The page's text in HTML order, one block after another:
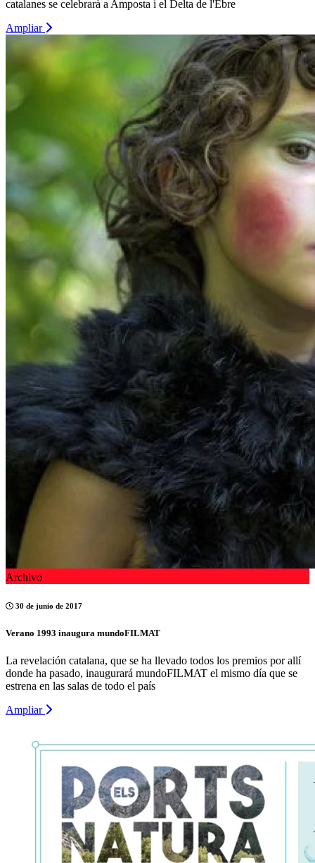
catalanes se celebrarà a Amposta i el Delta de l'Ebre
Ampliar
Archivo
30 de junio de 2017
Verano 1993 inaugura mundoFILMAT
La revelación catalana, que se ha llevado todos los premios por allí
donde ha pasado, inaugurará mundoFILMAT el mismo día que se
estrena en las salas de todo el país
Ampliar